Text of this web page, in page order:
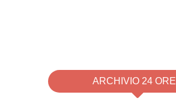
ARCHIVIO 24 ORE